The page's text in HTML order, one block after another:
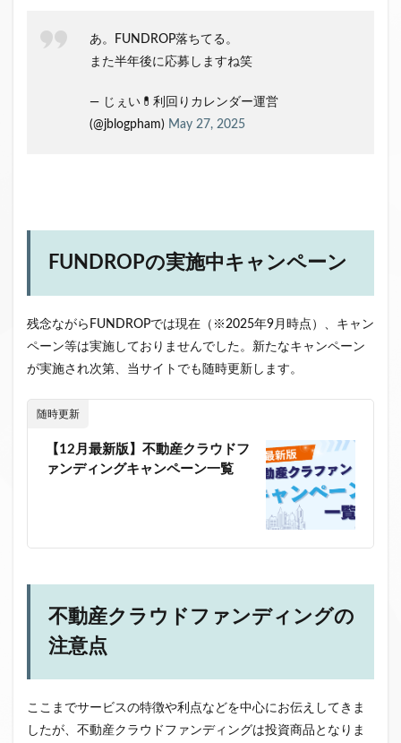
あ。FUNDROP落ちてる。
また半年後に応募しますね笑
— じぇい💊利回りカレンダー運営
(@jblogpham) May 27, 2025
FUNDROPの実施中キャンペーン
残念ながらFUNDROPでは現在（※2025年9月時点）、キャン
ペーン等は実施しておりませんでした。新たなキャンペーン
が実施され次第、当サイトでも随時更新します。
随時更新
【12月最新版】不動産クラウドフ
ァンディングキャンペーン一覧
不動産クラウドファンディングの
注意点
ここまでサービスの特徴や利点などを中心にお伝えしてきま
したが、不動産クラウドファンディングは投資商品となりま